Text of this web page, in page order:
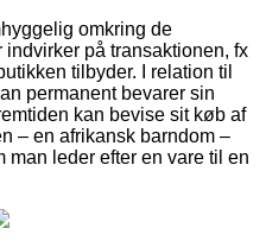
omkring de
på transaktionen, fx
tilbyder. I relation til
permanent bevarer sin
kan bevise sit køb af
– en afrikansk barndom –
man leder efter en vare til en